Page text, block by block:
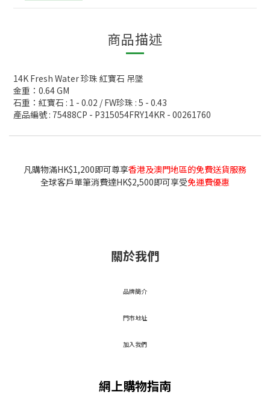
商品描述
14K Fresh Water 珍珠 紅寶石 吊墜
金重：0.64 GM
石重：紅寶石 : 1 - 0.02 / FW珍珠 : 5 - 0.43
產品編號 : 75488CP - P315054FRY14KR - 00261760
凡購物滿HK$1,200即可尊享香港及澳門地區的免費送貨服務
全球客戶單筆消費達HK$2,500即可享受免運費優惠
關於我們
品牌簡介
門市地址
加入我們
網上購物指南